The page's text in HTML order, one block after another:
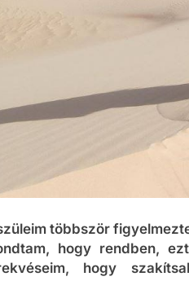
többször
hogy rendben,
hogy